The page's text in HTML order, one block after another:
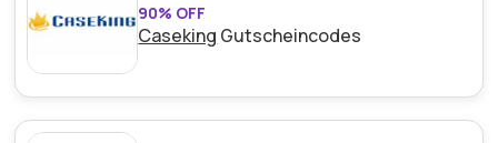
90% OFF
Caseking Gutscheincodes